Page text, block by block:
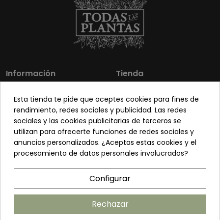
Información
Los más vendidos
Sobre nosotros
Pon tu planta guapa
Preguntas frecuentes
Tienda
Mi cuenta
Contacto
Envíos y Devoluciones
Venta a profesionales
Términos y condiciones
Política de cookies
Esta tienda te pide que aceptes cookies para fines de
rendimiento, redes sociales y publicidad. Las redes
sociales y las cookies publicitarias de terceros se
utilizan para ofrecerte funciones de redes sociales y
anuncios personalizados. ¿Aceptas estas cookies y el
procesamiento de datos personales involucrados?
Configurar
Rechazar